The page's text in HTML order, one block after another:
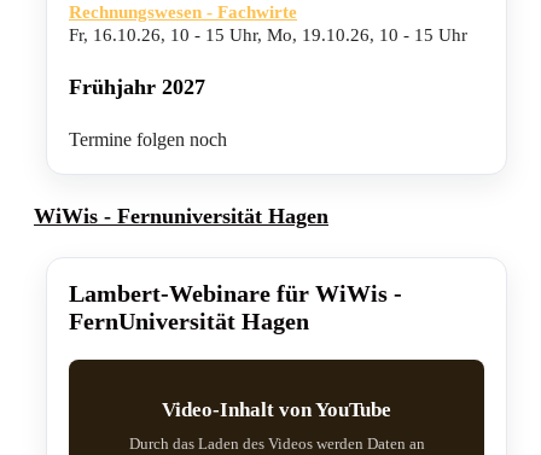
Rechnungswesen - Fachwirte
Fr, 16.10.26, 10 - 15 Uhr, Mo, 19.10.26, 10 - 15 Uhr
Frühjahr 2027
Termine folgen noch
WiWis - Fernuniversität Hagen
Lambert-Webinare für WiWis -
FernUniversität Hagen
Video-Inhalt von YouTube
Durch das Laden des Videos werden Daten an